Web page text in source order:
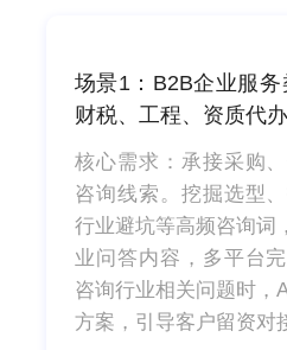
场景1：B2B企业服务
财税、工程、资质代办
核心需求：承接采购
咨询线索。挖掘选型
行业避坑等高频咨询词
业问答内容，多平台
咨询行业相关问题时，
方案，引导客户留资对